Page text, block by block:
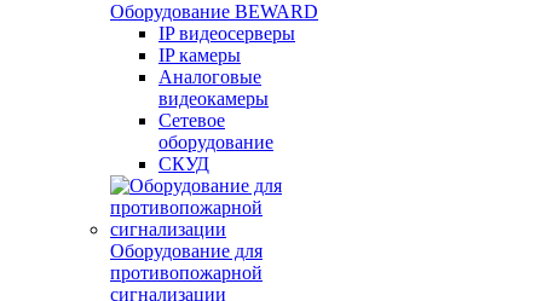
Оборудование BEWARD
IP видеосерверы
IP камеры
Аналоговые
видеокамеры
Сетевое
оборудование
СКУД
Оборудование для
противопожарной
сигнализации